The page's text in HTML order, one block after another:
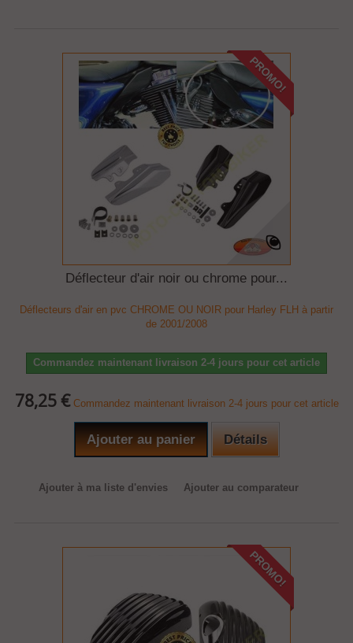
PROMO!
Déflecteur d'air noir ou chrome pour...
Déflecteurs d'air en pvc CHROME OU NOIR pour Harley FLH à partir
de 2001/2008
Commandez maintenant livraison 2-4 jours pour cet article
78,25 € Commandez maintenant livraison 2-4 jours pour cet article
Ajouter au panier Détails
Ajouter à ma liste d'envies Ajouter au comparateur
PROMO!